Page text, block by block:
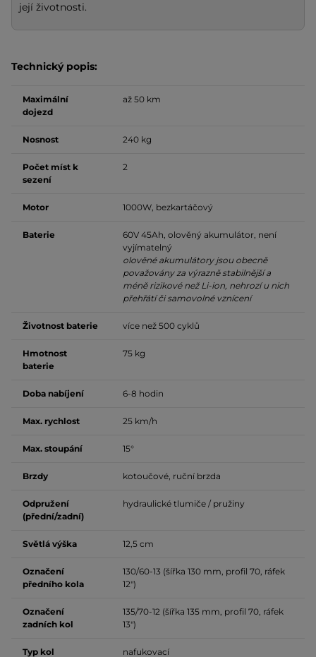
její životnosti.
Technický popis:
Maximální
dojezd
až 50 km
Nosnost 240 kg
Počet míst k
sezení
2
Motor 1000W, bezkartáčový
Baterie
60V 45Ah, olověný akumulátor, není
vyjímatelný
olověné akumulátory jsou obecně
považovány za výrazně stabilnější a
méně rizikové než Li-ion, nehrozí u nich
přehřátí či samovolné vznícení
Životnost baterie více než 500 cyklů
Hmotnost
baterie
75 kg
Doba nabíjení 6-8 hodin
Max. rychlost 25 km/h
Max. stoupání 15°
Brzdy kotoučové, ruční brzda
Odpružení
(přední/zadní)
hydraulické tlumiče / pružiny
Světlá výška 12,5 cm
Označení
předního kola
130/60-13 (šířka 130 mm, profil 70, ráfek
12")
Označení
zadních kol
135/70-12 (šířka 135 mm, profil 70, ráfek
13")
Typ kol nafukovací